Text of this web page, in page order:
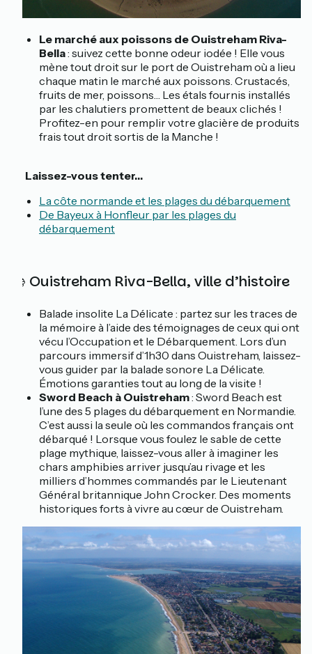
Le marché aux poissons de Ouistreham Riva-
Bella: suivez cette bonne odeur iodée ! Elle vous
mène tout droit sur le port de Ouistreham où a lieu
chaque matin le marché aux poissons. Crustacés,
fruits de mer, poissons… Les étals fournis installés
par les chalutiers promettent de beaux clichés !
Profitez-en pour remplir votre glacière de produits
frais tout droit sortis de la Manche !
Laissez-vous tenter…
La côte normande et les plages du débarquement
De Bayeux à Honfleur par les plages du
débarquement
📚 Ouistreham Riva-Bella, ville d’histoire
Balade insolite La Délicate : partez sur les traces de
la mémoire à l’aide des témoignages de ceux qui ont
vécu l’Occupation et le Débarquement. Lors d’un
parcours immersif d’1h30 dans Ouistreham, laissez-
vous guider par la balade sonore La Délicate.
Émotions garanties tout au long de la visite !
Sword Beach à Ouistreham: Sword Beach est
l’une des 5 plages du débarquement en Normandie.
C’est aussi la seule où les commandos français ont
débarqué ! Lorsque vous foulez le sable de cette
plage mythique, laissez-vous aller à imaginer les
chars amphibies arriver jusqu’au rivage et les
milliers d’hommes commandés par le Lieutenant
Général britannique John Crocker. Des moments
historiques forts à vivre au cœur de Ouistreham.